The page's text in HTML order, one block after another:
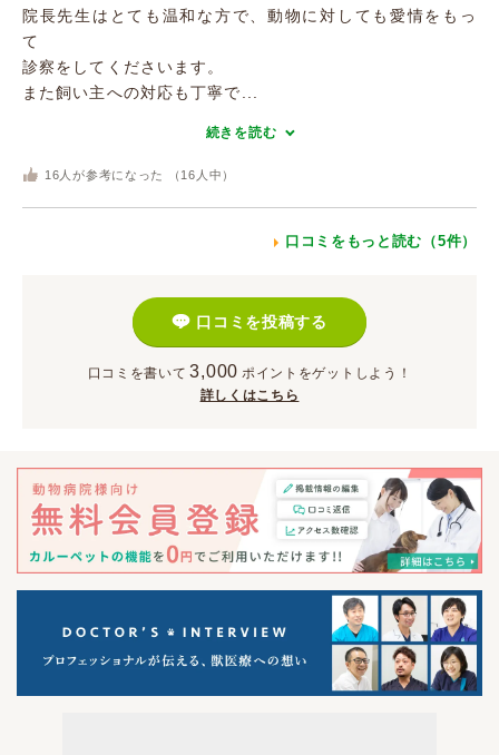
院長先生はとても温和な方で、動物に対しても愛情をもっ
て
診察をしてくださいます。
また飼い主への対応も丁寧で...
続きを読む
16 人が参考になった （ 16 人中）
口コミをもっと読む（5件）
口コミを投稿する
口コミを書いて 3,000 ポイント をゲットしよう！
詳しくはこちら